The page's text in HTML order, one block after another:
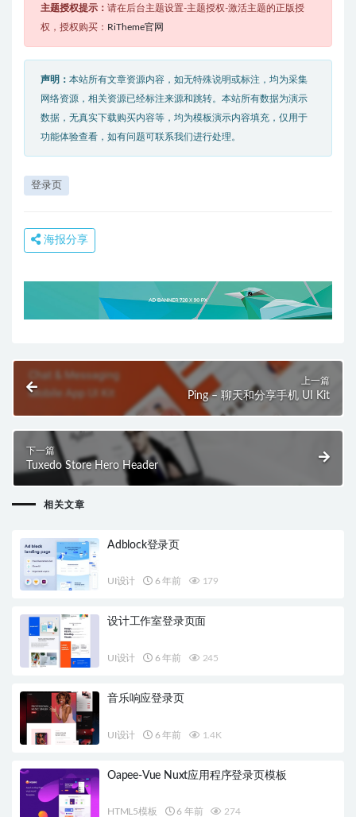
主题授权提示： 请在后台主题设置-主题授权-激活主题的正版授
权，授权购买： RiTheme官网
声明： 本站所有文章资源内容，如无特殊说明或标注，均为采集
网络资源，相关资源已经标注来源和跳转。本站所有数据为演示
数据，无真实下载购买内容等，均为模板演示内容填充，仅用于
功能体验查看，如有问题可联系我们进行处理。
登录页
海报分享
上一篇
Ping – 聊天和分享手机 UI Kit
下一篇
Tuxedo Store Hero Header
相关文章
Adblock登录页
UI设计 6 年前 179
设计工作室登录页面
UI设计 6 年前 245
音乐响应登录页
UI设计 6 年前 1.4K
Oapee-Vue Nuxt应用程序登录页模板
HTML5模板 6 年前 274